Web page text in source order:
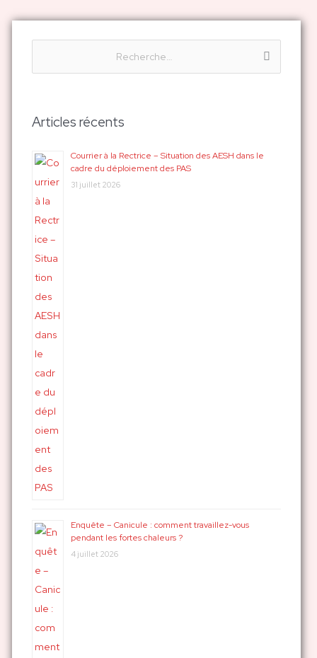
e
h
Articles récents
Courrier à la Rectrice – Situation des AESH dans le
cadre du déploiement des PAS
31 juillet 2026
Enquête – Canicule : comment travaillez-vous
pendant les fortes chaleurs ?
4 juillet 2026